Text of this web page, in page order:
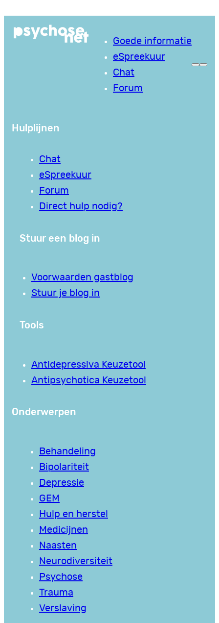
naar
Goede informatie
eSpreekuur
Chat
Forum
Hulplijnen
Chat
eSpreekuur
Forum
Direct hulp nodig?
Stuur een blog in
Voorwaarden gastblog
Stuur je blog in
Tools
Antidepressiva Keuzetool
Antipsychotica Keuzetool
Onderwerpen
Behandeling
Bipolariteit
Depressie
GEM
Hulp en herstel
Medicijnen
Naasten
Neurodiversiteit
Psychose
Trauma
Verslaving